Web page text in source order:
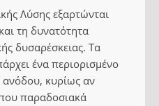
Λύσης εξαρτώνται
τη δυνατότητα
δυσαρέσκειας. Τα
ένα περιορισμένο
κυρίως αν
παραδοσιακά